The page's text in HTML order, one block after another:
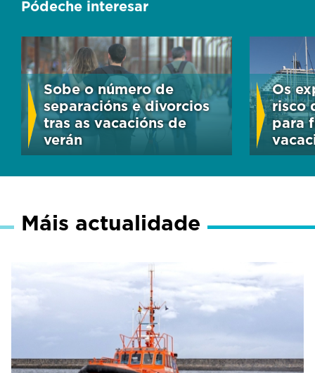
Pódeche interesar
Sobe o número de
separacións e divorcios
tras as vacacións de
verán
Os
risco
para
Máis actualidade